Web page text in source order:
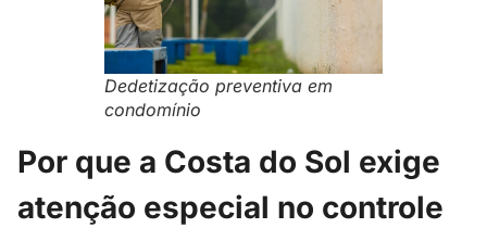
Dedetização preventiva em
condomínio
Por que a Costa do Sol exige
atenção especial no controle